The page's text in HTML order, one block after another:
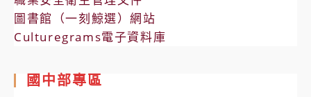
圖書館（一刻鯨選）網站
Culturegrams電子資料庫
國中部專區